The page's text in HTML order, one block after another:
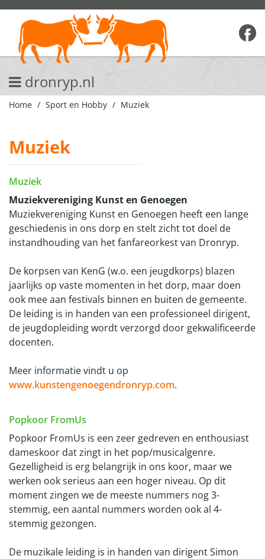
dronryp.nl
Home Sport en Hobby Muziek
Muziek
Muziek
Muziekvereniging Kunst en Genoegen
Muziekvereniging Kunst en Genoegen heeft een lange
geschiedenis in ons dorp en stelt zicht tot doel de
instandhouding van het fanfareorkest van Dronryp.
De korpsen van KenG (w.o. een jeugdkorps) blazen
jaarlijks op vaste momenten in het dorp, maar doen
ook mee aan festivals binnen en buiten de gemeente.
De leiding is in handen van een professioneel dirigent,
de jeugdopleiding wordt verzorgd door gekwalificeerde
docenten.
Meer informatie vindt u op
www.kunstengenoegendronryp.com.
Popkoor FromUs
Popkoor FromUs is een zeer gedreven en enthousiast
dameskoor dat zingt in het pop/musicalgenre.
Gezelligheid is erg belangrijk in ons koor, maar we
werken ook serieus aan een hoger niveau. Op dit
moment zingen we de meeste nummers nog 3-
stemmig, een aantal nummers worden ook al 4-
stemmig gezongen.
De muzikale leiding is in handen van dirigent Simon